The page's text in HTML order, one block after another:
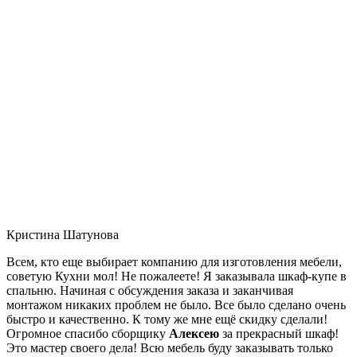
Кристина Шатунова
Всем, кто еще выбирает компанию для изготовления мебели,
советую Кухни мол! Не пожалеете! Я заказывала шкаф-купе в
спальню. Начиная с обсуждения заказа и заканчивая
монтажом никаких проблем не было. Все было сделано очень
быстро и качественно. К тому же мне ещё скидку сделали!
Огромное спасибо сборщику Алексею за прекрасный шкаф!
Это мастер своего дела! Всю мебель буду заказывать только